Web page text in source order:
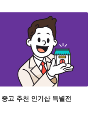
고 추천 인기샵 특별전